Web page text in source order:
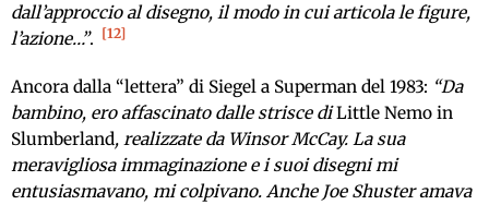
dall’approccio al disegno, il modo in cui articola le figure,
l’azione…”. 12
Ancora dalla “lettera” di Siegel a Superman del 1983: “Da
bambino, ero affascinato dalle strisce diLittle Nemo in
Slumberland, realizzate da Winsor McCay. La sua
meravigliosa immaginazione e i suoi disegni mi
entusiasmavano, mi colpivano. Anche Joe Shuster amava